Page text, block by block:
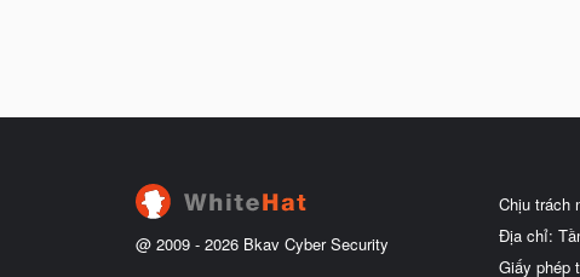
@ 2009 - 2026 Bkav Cyber Security
Chịu trách
Địa chỉ:
Giấy phép